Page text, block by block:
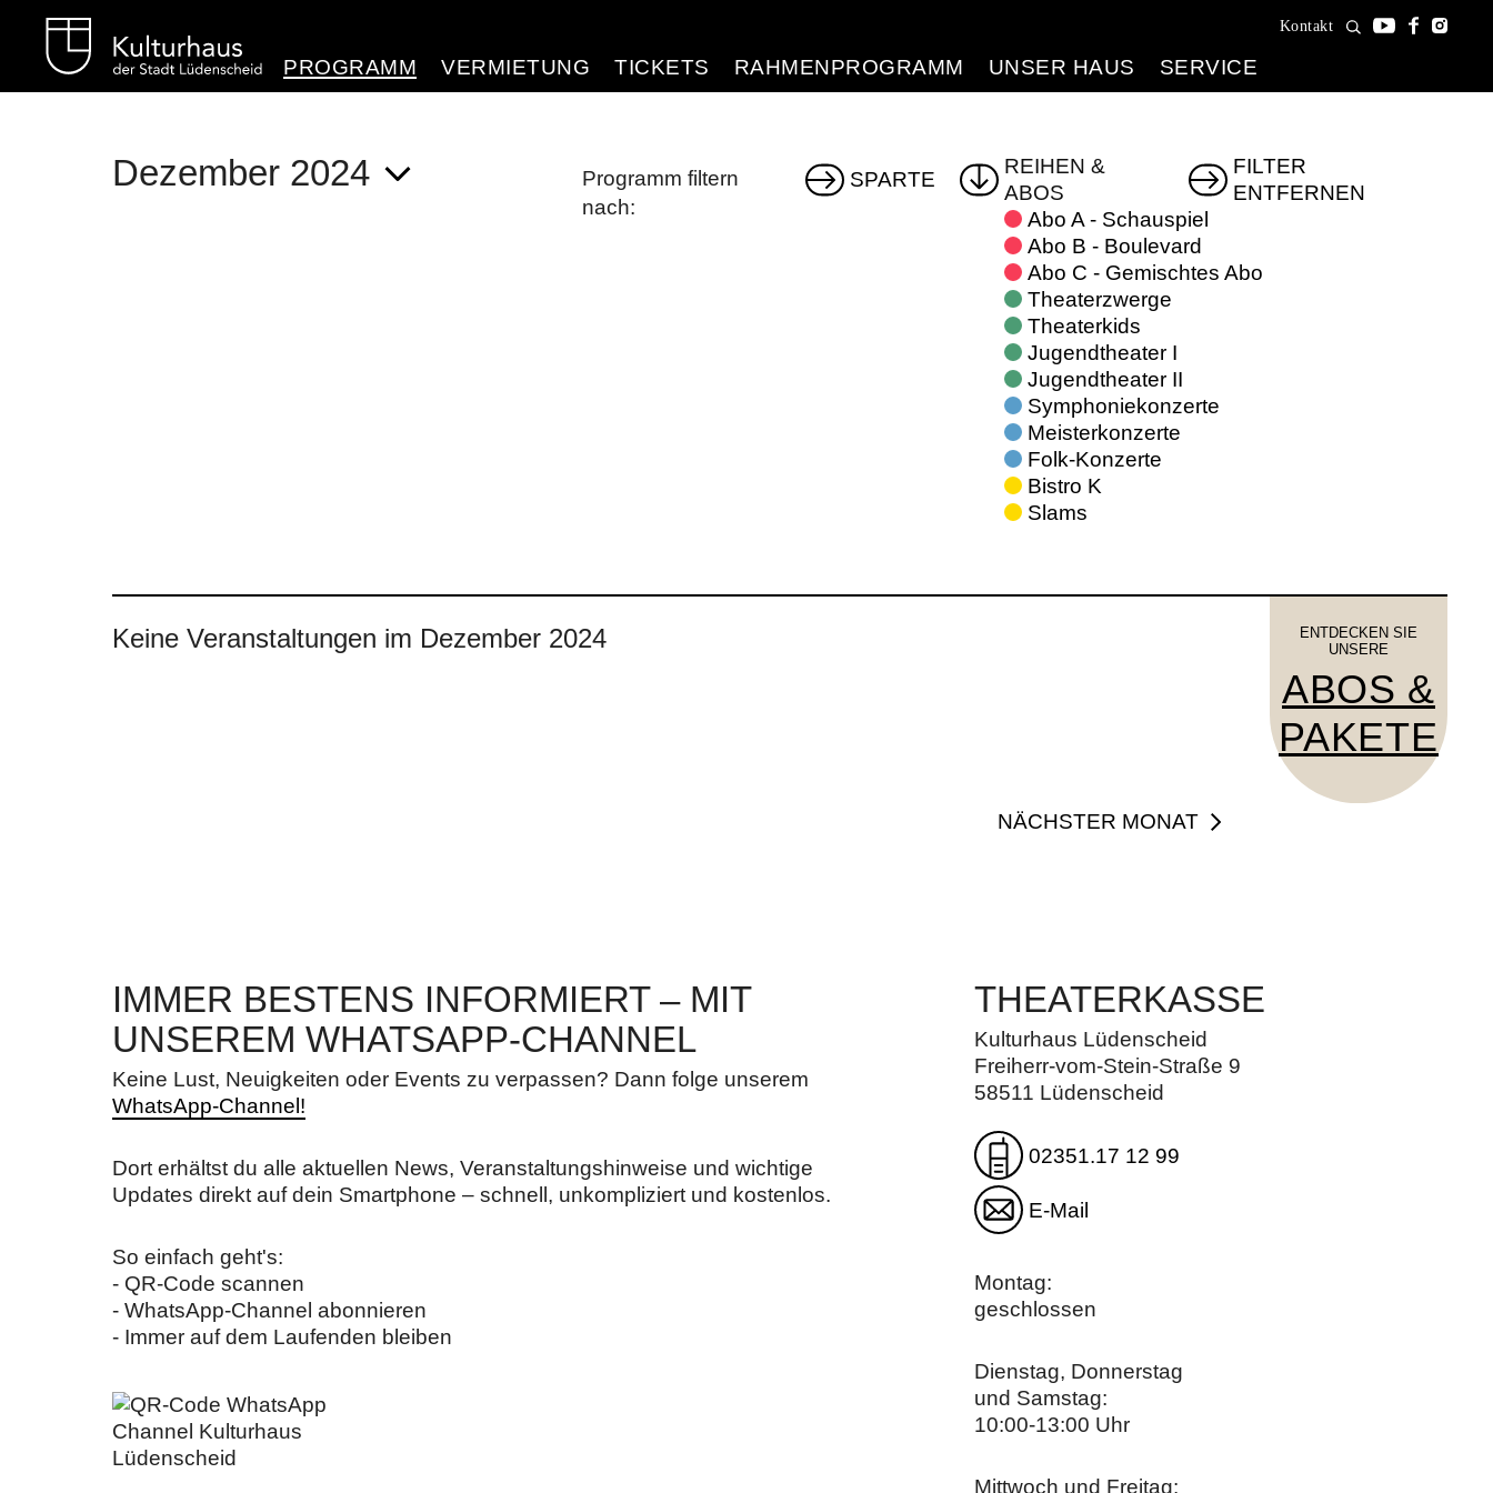
PROGRAMM
VERMIETUNG TICKETS RAHMENPROGRAMM UNSER HAUS SERVICE
Kontakt
Dezember 2024
Programm filtern
nach:
SPARTE
REIHEN &
ABOS
Abo A - Schauspiel
Abo B - Boulevard
Abo C - Gemischtes Abo
Theaterzwerge
Theaterkids
Jugendtheater I
Jugendtheater II
Symphoniekonzerte
Meisterkonzerte
Folk-Konzerte
Bistro K
Slams
FILTER
ENTFERNEN
Keine Veranstaltungen im Dezember 2024
ENTDECKEN SIE
UNSERE
ABOS &
PAKETE
NÄCHSTER MONAT
IMMER BESTENS INFORMIERT – MIT
UNSEREM WHATSAPP-CHANNEL
Keine Lust, Neuigkeiten oder Events zu verpassen? Dann folge unserem
WhatsApp-Channel!
Dort erhältst du alle aktuellen News, Veranstaltungshinweise und wichtige
Updates direkt auf dein Smartphone – schnell, unkompliziert und kostenlos.
So einfach geht's:
- QR-Code scannen
- WhatsApp-Channel abonnieren
- Immer auf dem Laufenden bleiben
THEATERKASSE
Kulturhaus Lüdenscheid
Freiherr-vom-Stein-Straße 9
58511 Lüdenscheid
02351.17 12 99
E-Mail
Montag:
geschlossen
Dienstag, Donnerstag
und Samstag:
10:00-13:00 Uhr
Mittwoch und Freitag: